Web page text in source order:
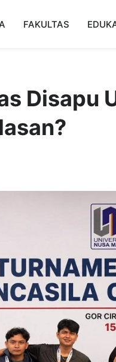
FAKULTAS
Disapu